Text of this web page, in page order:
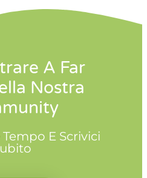
A Far
Nostra
E Scrivici